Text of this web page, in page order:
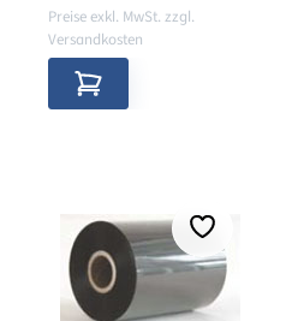
Preise exkl. MwSt. zzgl.
Versandkosten